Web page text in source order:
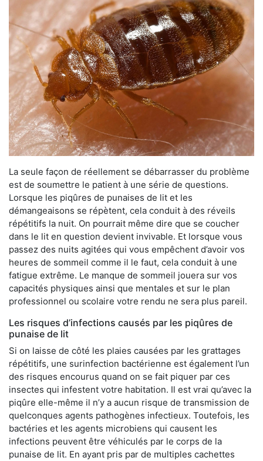
La seule façon de réellement se débarrasser du problème
est de soumettre le patient à une série de questions.
Lorsque les piqûres de punaises de lit et les
démangeaisons se répètent, cela conduit à des réveils
répétitifs la nuit. On pourrait même dire que se coucher
dans le lit en question devient invivable. Et lorsque vous
passez des nuits agitées qui vous empêchent d’avoir vos
heures de sommeil comme il le faut, cela conduit à une
fatigue extrême. Le manque de sommeil jouera sur vos
capacités physiques ainsi que mentales et sur le plan
professionnel ou scolaire votre rendu ne sera plus pareil.
Les risques d’infections causés par les piqûres de
punaise de lit
Si on laisse de côté les plaies causées par les grattages
répétitifs, une surinfection bactérienne est également l’un
des risques encourus quand on se fait piquer par ces
insectes qui infestent votre habitation. Il est vrai qu’avec la
piqûre elle-même il n’y a aucun risque de transmission de
quelconques agents pathogènes infectieux. Toutefois, les
bactéries et les agents microbiens qui causent les
infections peuvent être véhiculés par le corps de la
punaise de lit. En ayant pris par de multiples cachettes